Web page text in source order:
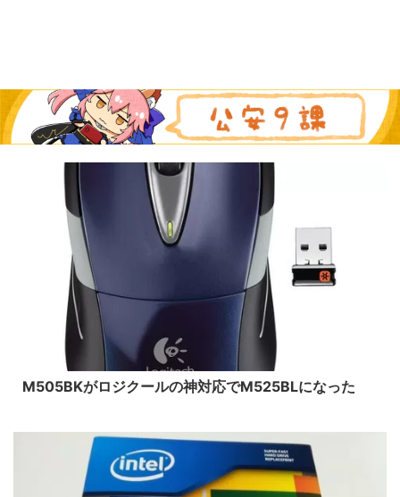
M505BKがロジクールの神対応でM525BLになった